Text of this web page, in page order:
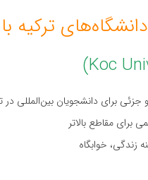
جزئی برای دانشجویان بین‌المللی
برای مقاطع بالاتر
خوابگاه